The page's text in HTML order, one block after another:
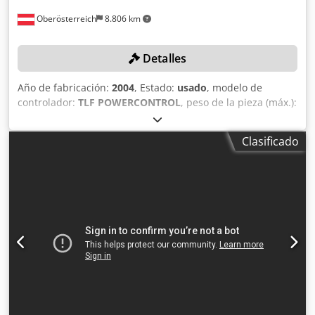
Oberösterreich 8.806 km
Detalles
Año de fabricación: 2004, Estado: usado, modelo de
controlador: TLF POWERCONTROL, peso de la pieza (máx.):
, longitud de la placa:2.200 mm
4.300 mm, número de máquina/vehículo:0-286-05-6067,
Sin precio mínimo: ¡venta garantizada al mejor postor! La
12.000 mm DETALLES DE LA MÁQUINA Software de
programación de la máquina: TLF POWERCONTROL La
máquina se vende y entrega en su estado físico y jurídico
Clasificado